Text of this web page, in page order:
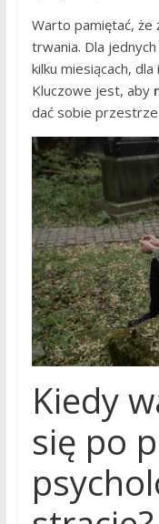
Warto pamiętać, że
trwania. Dla
kilku miesiącach,
Kluczowe jest, aby
dać sobie
Kiedy
się po